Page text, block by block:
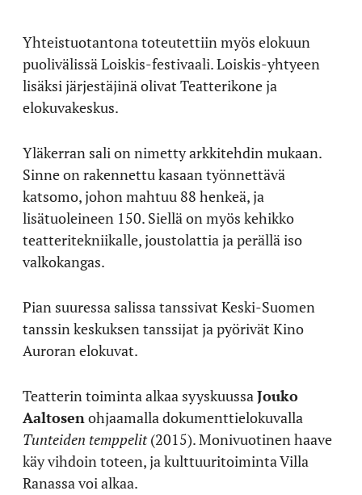
Yhteistuotantona toteutettiin myös elokuun
puolivälissä Loiskis-festivaali. Loiskis-yhtyeen
lisäksi järjestäjinä olivat Teatterikone ja
elokuvakeskus.
Yläkerran sali on nimetty arkkitehdin mukaan.
Sinne on rakennettu kasaan työnnettävä
katsomo, johon mahtuu 88 henkeä, ja
lisätuoleineen 150. Siellä on myös kehikko
teatteritekniikalle, joustolattia ja perällä iso
valkokangas.
Pian suuressa salissa tanssivat Keski-Suomen
tanssin keskuksen tanssijat ja pyörivät Kino
Auroran elokuvat.
Teatterin toiminta alkaa syyskuussaJouko
Aaltosenohjaamalla dokumenttielokuvalla
Tunteiden temppelit(2015). Monivuotinen haave
käy vihdoin toteen, ja kulttuuritoiminta Villa
Ranassa voi alkaa.